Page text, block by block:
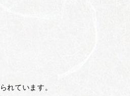
れています。